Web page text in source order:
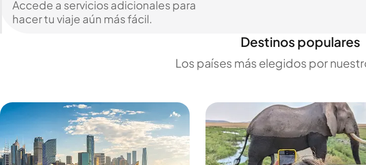
Accede a servicios adicionales para
hacer tu viaje aún más fácil.
Destinos populares
Los países más elegidos por